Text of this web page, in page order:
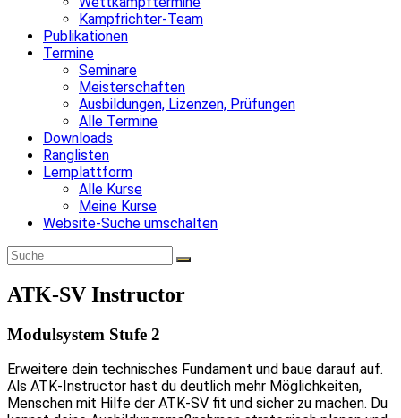
Kampfrichter-Team
Publikationen
Termine
Seminare
Meisterschaften
Ausbildungen, Lizenzen, Prüfungen
Alle Termine
Downloads
Ranglisten
Lernplattform
Alle Kurse
Meine Kurse
Website-Suche umschalten
ATK-SV Instructor
Modulsystem Stufe 2
Erweitere dein technisches Fundament und baue darauf auf.
Als ATK-Instructor hast du deutlich mehr Möglichkeiten,
Menschen mit Hilfe der ATK-SV fit und sicher zu machen. Du